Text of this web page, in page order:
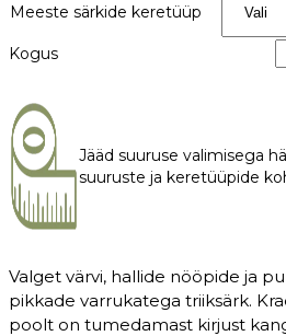
Valget värvi, hallide nööpide ja
pikkade varrukatega triiksärk.
poolt on tumedamast kirjust
Meeste särkide keretüüp
Jääd suuruse valimisega
suuruste ja keretüüpide